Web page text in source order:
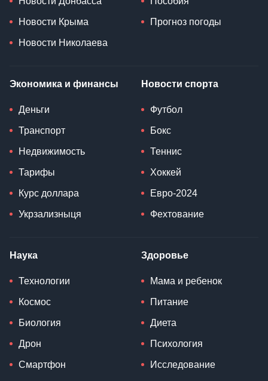
Новости Крыма
Новости Николаева
Прогноз погоды
Экономика и финансы
Деньги
Транспорт
Недвижимость
Тарифы
Курс доллара
Укрзализныця
Новости спорта
Футбол
Бокс
Теннис
Хоккей
Евро-2024
Фехтование
Наука
Технологии
Космос
Биология
Дрон
Смартфон
Здоровье
Мама и ребенок
Питание
Диета
Психология
Исследование